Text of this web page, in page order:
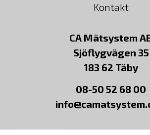
Kontakt
CA Mätsystem
Sjöflygvägen 35
183 62 Täby
08-50 52 68 00